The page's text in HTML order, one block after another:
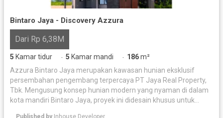
Bintaro Jaya - Discovery Azzura
Dari Rp 6,38M
5 Kamar tidur · 5 Kamar mandi · 186m²
Azzura Bintaro Jaya merupakan kawasan hunian eksklusif
persembahan pengembang terpercaya PT Jaya Real Property,
Tbk. Mengusung konsep hunian modern yang nyaman di dalam
kota mandiri Bintaro Jaya, proyek ini didesain khusus untuk